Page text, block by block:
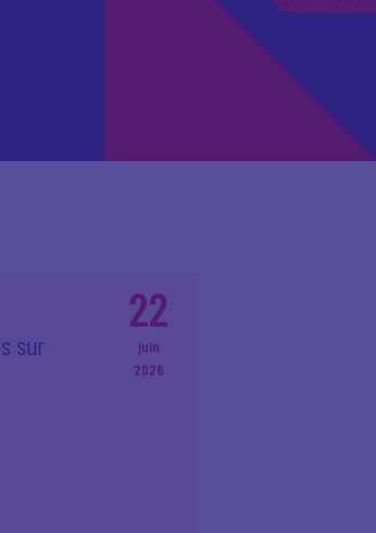
22
juin
2026
sur